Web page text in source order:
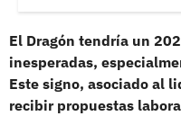
El Dragón tendría un
inesperadas,
Este signo, asociado al
recibir propuestas